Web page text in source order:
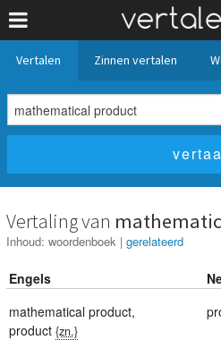
Vertalen Zinnen vertalen
Vertaling van
Inhoud: woordenboek | gerelateerd
Engels
mathematical product,
product {zn.}